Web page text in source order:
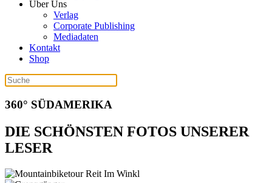
Über Uns
Verlag
Corporate Publishing
Mediadaten
Kontakt
Shop
360° SÜDAMERIKA
DIE SCHÖNSTEN FOTOS UNSERER
LESER